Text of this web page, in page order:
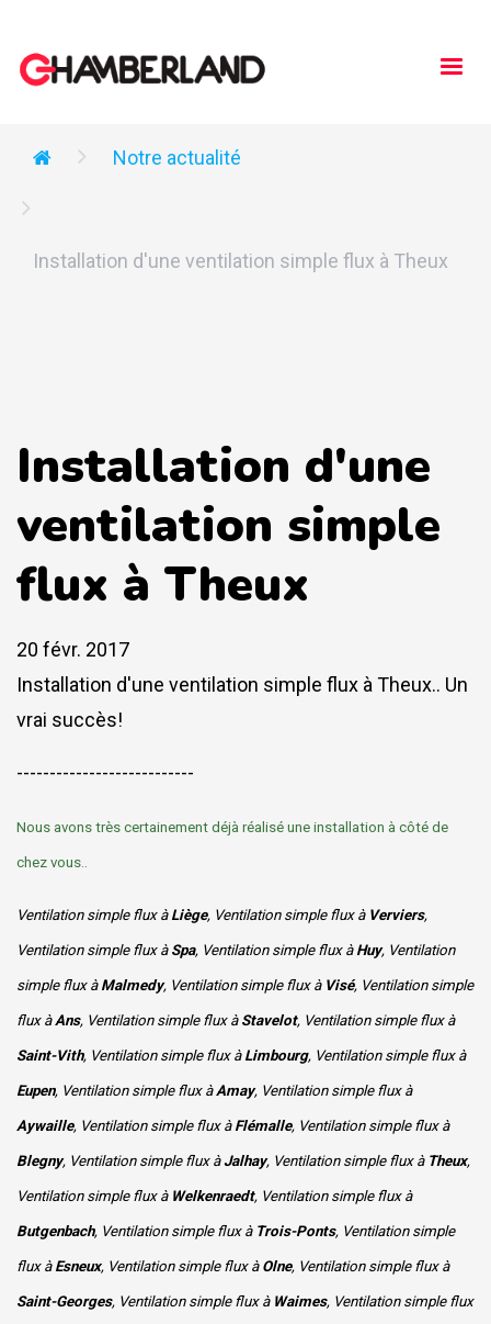
Notre actualité
Installation d'une ventilation simple flux à Theux
Installation d'une
ventilation simple
flux à Theux
20 févr. 2017
Installation d'une ventilation simple flux à Theux.. Un
vrai succès!
---------------------------
Nous avons très certainement déjà réalisé une installation à côté de
chez vous..
Ventilation simple flux à Liège, Ventilation simple flux à Verviers,
Ventilation simple flux à Spa, Ventilation simple flux à Huy, Ventilation
simple flux à Malmedy, Ventilation simple flux à Visé, Ventilation simple
flux àAns, Ventilation simple flux à Stavelot, Ventilation simple flux à
Saint-Vith, Ventilation simple flux à Limbourg, Ventilation simple flux à
Eupen, Ventilation simple flux àAmay, Ventilation simple flux à
Aywaille, Ventilation simple flux à Flémalle, Ventilation simple flux à
Blegny, Ventilation simple flux à Jalhay, Ventilation simple flux à Theux,
Ventilation simple flux à Welkenraedt, Ventilation simple flux à
Butgenbach, Ventilation simple flux à Trois-Ponts, Ventilation simple
flux à Esneux, Ventilation simple flux à Olne, Ventilation simple flux à
Saint-Georges, Ventilation simple flux à Waimes, Ventilation simple flux